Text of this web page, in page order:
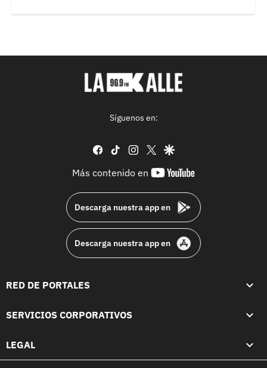
Síguenos en:
facebook
tiktok instagram
twittergoogle
Más contenido en
youtube-
Descarga nuestra app en
Descarga nuestra app en
RED DE PORTALES
SERVICIOS CORPORATIVOS
LEGAL